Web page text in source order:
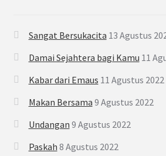
Sangat Bersukacita 13 Agustus
Damai Sejahtera bagi Kamu 11
Kabar dari Emaus 11 Agustus 2022
Makan Bersama 9 Agustus 2022
Undangan 9 Agustus 2022
Paskah 8 Agustus 2022